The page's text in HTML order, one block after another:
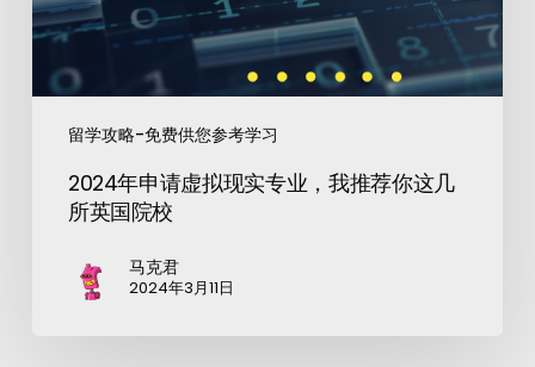
留学攻略-免费供您参考学习
2024年申请虚拟现实专业，我推荐你这几
所英国院校
马克君
2024年3月11日